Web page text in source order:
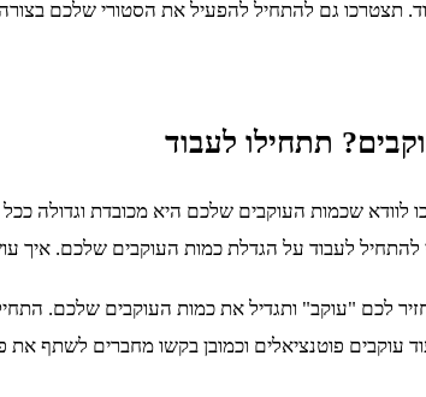
תצטרכו גם להתחיל להפעיל את הסטורי שלכם
לעבוד על הגדלת כמות העוקבים שלכם. איך
לכם "עוקב" ותגדיל את כמות העוקבים שלכם.
עוקבים פוטנציאלים וכמובן בקשו מחברים לשתף את